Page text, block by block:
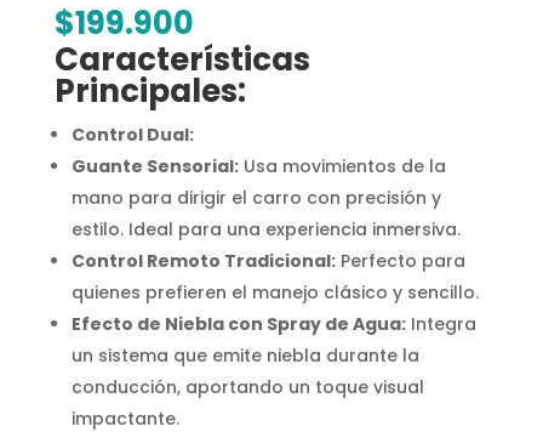
$199.900
Características
Principales:
Control Dual:
Guante Sensorial:Usa movimientos de la
mano para dirigir el carro con precisión y
estilo. Ideal para una experiencia inmersiva.
Control Remoto Tradicional:Perfecto para
quienes prefieren el manejo clásico y sencillo.
Efecto de Niebla con Spray de Agua:Integra
un sistema que emite niebla durante la
conducción, aportando un toque visual
impactante.